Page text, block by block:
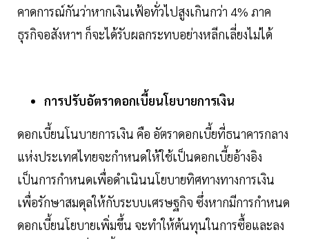
คาดการณ์กันว่าหากเงินเฟ้อทั่วไปสูงเกินกว่า 4% ภาค
ธุรกิจอสังหาฯ ก็จะได้รับผลกระทบอย่างหลีกเลี่ยงไม่ได้
การปรับอัตราดอกเบี้ยนโยบายการเงิน
ดอกเบี้ยนโนบายการเงิน คือ อัตราดอกเบี้ยที่ธนาคารกลาง
แห่งประเทศไทยจะกำหนดให้ใช้เป็นดอกเบี้ยอ้างอิง
เป็นการกำหนดเพื่อดำเนินนโยบายทิศทางทางการเงิน
เพื่อรักษาสมดุลให้กับระบบเศรษฐกิจ ซึ่งหากมีการกำหนด
ดอกเบี้ยนโยบายเพิ่มขึ้น จะทำให้ต้นทุนในการซื้อและลง